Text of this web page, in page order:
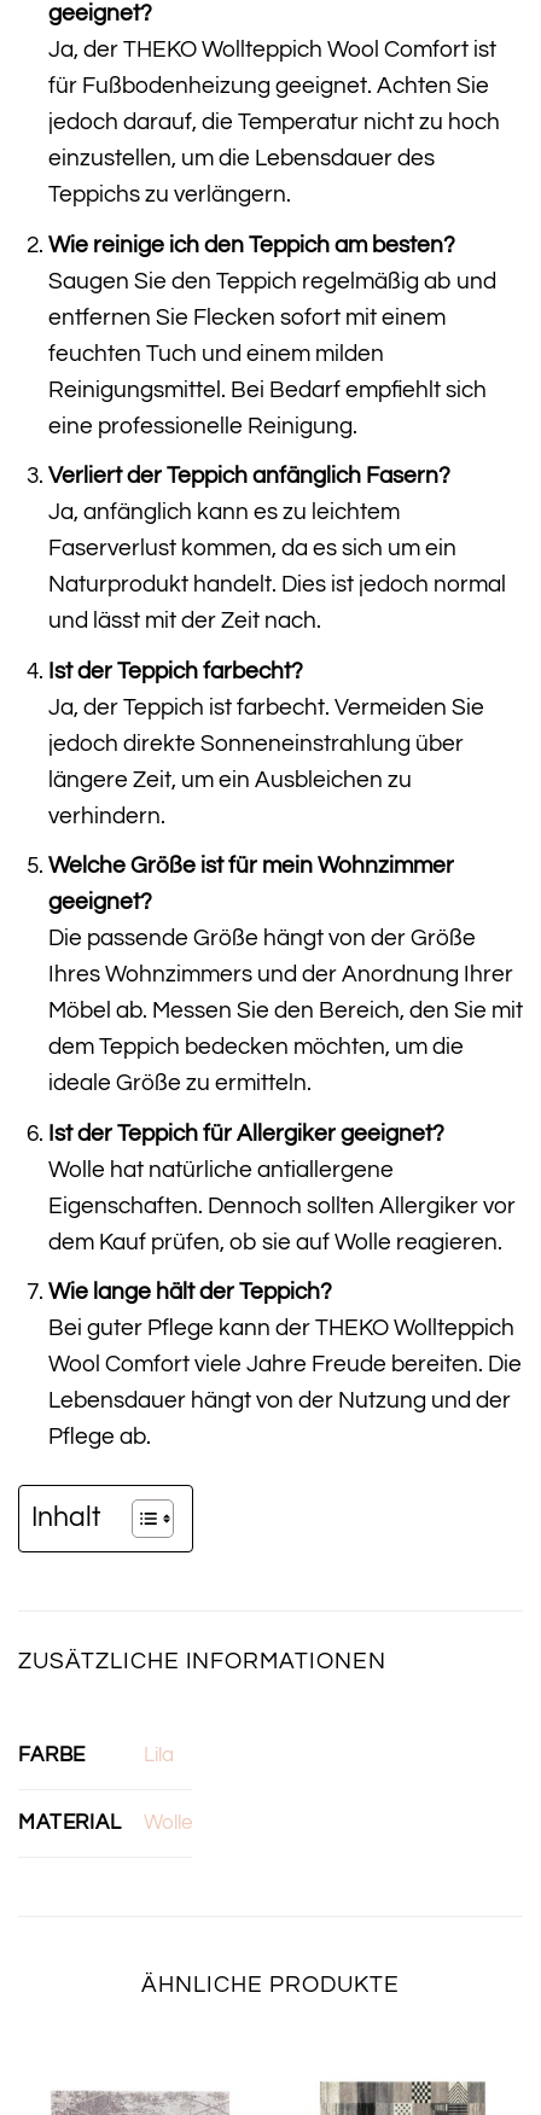
geeignet?
Ja, der THEKO Wollteppich Wool Comfort ist
für Fußbodenheizung geeignet. Achten Sie
jedoch darauf, die Temperatur nicht zu hoch
einzustellen, um die Lebensdauer des
Teppichs zu verlängern.
Wie reinige ich den Teppich am besten?
Saugen Sie den Teppich regelmäßig ab und
entfernen Sie Flecken sofort mit einem
feuchten Tuch und einem milden
Reinigungsmittel. Bei Bedarf empfiehlt sich
eine professionelle Reinigung.
Verliert der Teppich anfänglich Fasern?
Ja, anfänglich kann es zu leichtem
Faserverlust kommen, da es sich um ein
Naturprodukt handelt. Dies ist jedoch normal
und lässt mit der Zeit nach.
Ist der Teppich farbecht?
Ja, der Teppich ist farbecht. Vermeiden Sie
jedoch direkte Sonneneinstrahlung über
längere Zeit, um ein Ausbleichen zu
verhindern.
Welche Größe ist für mein Wohnzimmer
geeignet?
Die passende Größe hängt von der Größe
Ihres Wohnzimmers und der Anordnung Ihrer
Möbel ab. Messen Sie den Bereich, den Sie mit
dem Teppich bedecken möchten, um die
ideale Größe zu ermitteln.
Ist der Teppich für Allergiker geeignet?
Wolle hat natürliche antiallergene
Eigenschaften. Dennoch sollten Allergiker vor
dem Kauf prüfen, ob sie auf Wolle reagieren.
Wie lange hält der Teppich?
Bei guter Pflege kann der THEKO Wollteppich
Wool Comfort viele Jahre Freude bereiten. Die
Lebensdauer hängt von der Nutzung und der
Pflege ab.
Inhalt
ZUSÄTZLICHE INFORMATIONEN
FARBE Lila
MATERIAL Wolle
ÄHNLICHE PRODUKTE